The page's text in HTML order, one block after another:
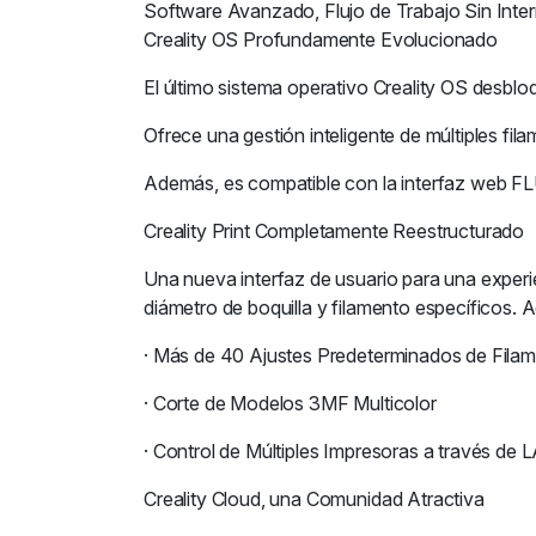
Software Avanzado, Flujo de Trabajo Sin
Creality OS Profundamente Evolucionado
El último sistema operativo Creality OS
Ofrece una gestión inteligente de múltiples
Además, es compatible con la interfaz web
Creality Print Completamente Reestructurado
Una nueva interfaz de usuario para una
diámetro de boquilla y filamento específicos.
· Más de 40 Ajustes Predeterminados de
· Corte de Modelos 3MF Multicolor
· Control de Múltiples Impresoras a través de
Creality Cloud, una Comunidad Atractiva